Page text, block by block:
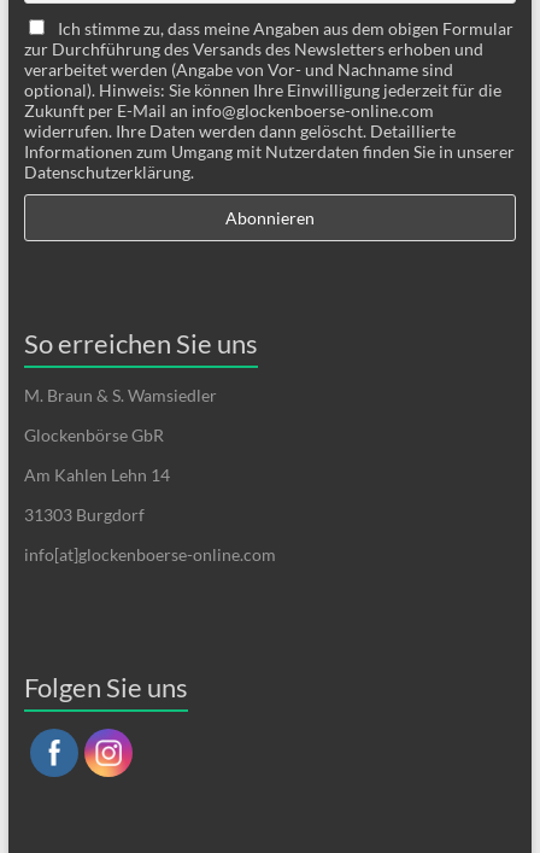
Ich stimme zu, dass meine Angaben aus dem obigen Formular
zur Durchführung des Versands des Newsletters erhoben und
verarbeitet werden (Angabe von Vor- und Nachname sind
optional). Hinweis: Sie können Ihre Einwilligung jederzeit für die
Zukunft per E-Mail an info@glockenboerse-online.com
widerrufen. Ihre Daten werden dann gelöscht. Detaillierte
Informationen zum Umgang mit Nutzerdaten finden Sie in unserer
Datenschutzerklärung.
So erreichen Sie uns
M. Braun & S. Wamsiedler
Glockenbörse GbR
Am Kahlen Lehn 14
31303 Burgdorf
info[at]glockenboerse-online.com
Folgen Sie uns